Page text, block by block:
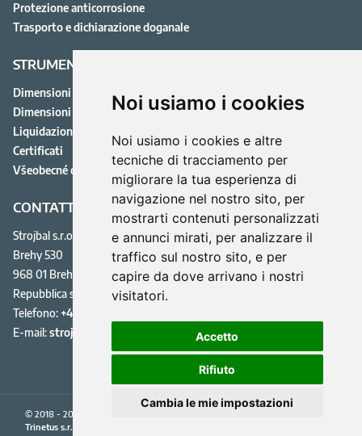
Noi usiamo i cookies
Noi usiamo i cookies e altre
tecniche di tracciamento per
migliorare la tua esperienza di
navigazione nel nostro sito, per
mostrarti contenuti personalizzati
e annunci mirati, per analizzare il
traffico sul nostro sito, e per
capire da dove arrivano i nostri
visitatori.
Accetto
Rifiuto
Cambia le mie impostazioni
Protezione anticorrosione
Trasporto e dichiarazione doganale
STRUMENTI UTILI
Dimensioni dei contenitori
Dimensioni dei semirimorchi per camion
Liquidazione dei rifiuti di legno
Certificati
Všeobecné obchodné podmienky pre dodávateľov
CONTATTI
Strojbal s.r.o.
Brehy 530
968 01 Brehy
Repubblica slovacca
Telefono: +421 910 960 479
E-mail:.labjorts@labjorts
© 2018 - 2026,
Trinetus s.r.o.